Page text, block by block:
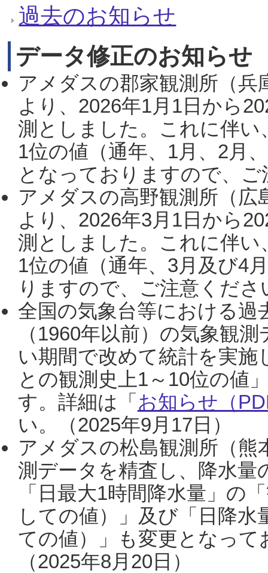
過去のお知らせ
データ修正のお知らせ
アメダスの郡家観測所（
より、2026年1月1日から
測としました。これに伴い
1位の値（通年、1月、2月
となっておりますので、
アメダスの高野観測所（
より、2026年3月1日から
測としました。これに伴い
1位の値（通年、3月及び4
りますので、ご注意くだ
全国の気象台等における過
（1960年以前）の気象観
い期間で改めて統計を実
との観測史上1～10位の値
す。詳細は「 お知らせ（
い。（2025年9月17日）
アメダスの松島観測所（熊
測データを精査し、降水
「日最大1時間降水量」の
しての値）」及び「日降
ての値）」も変更となっ
（2025年8月20日）